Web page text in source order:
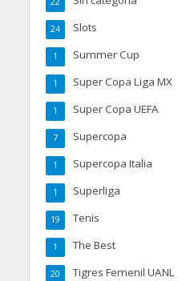
Slots
24
Summer Cup
1
Super Copa Liga MX
1
Super Copa UEFA
1
Supercopa
7
Supercopa Italia
1
Superliga
1
Tenis
19
The Best
1
Tigres Femenil UANL
20